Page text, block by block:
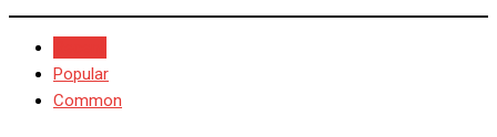
Popular
Common